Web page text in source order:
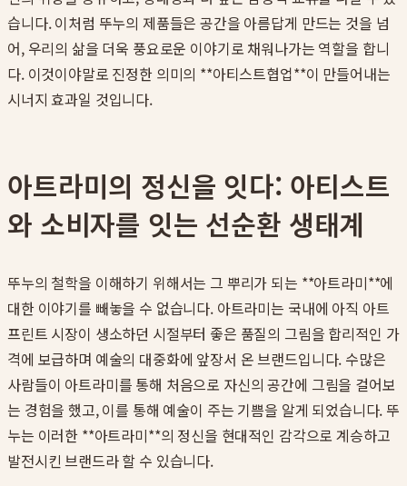
습니다. 이처럼 뚜누의 제품들은 공간을 아름답게 만드는 것을 넘
어, 우리의 삶을 더욱 풍요로운 이야기로 채워나가는 역할을 합니
다. 이것이야말로 진정한 의미의 **아티스트협업**이 만들어내는
시너지 효과일 것입니다.
아트라미의 정신을 잇다: 아티스트
와 소비자를 잇는 선순환 생태계
뚜누의 철학을 이해하기 위해서는 그 뿌리가 되는 **아트라미**에
대한 이야기를 빼놓을 수 없습니다. 아트라미는 국내에 아직 아트
프린트 시장이 생소하던 시절부터 좋은 품질의 그림을 합리적인 가
격에 보급하며 예술의 대중화에 앞장서 온 브랜드입니다. 수많은
사람들이 아트라미를 통해 처음으로 자신의 공간에 그림을 걸어보
는 경험을 했고, 이를 통해 예술이 주는 기쁨을 알게 되었습니다. 뚜
누는 이러한 **아트라미**의 정신을 현대적인 감각으로 계승하고
발전시킨 브랜드라 할 수 있습니다.